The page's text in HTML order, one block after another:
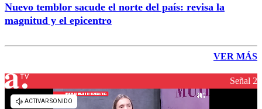
Nuevo temblor sacude el norte del país: revisa la
magnitud y el epicentro
VER MÁS
Señal 2